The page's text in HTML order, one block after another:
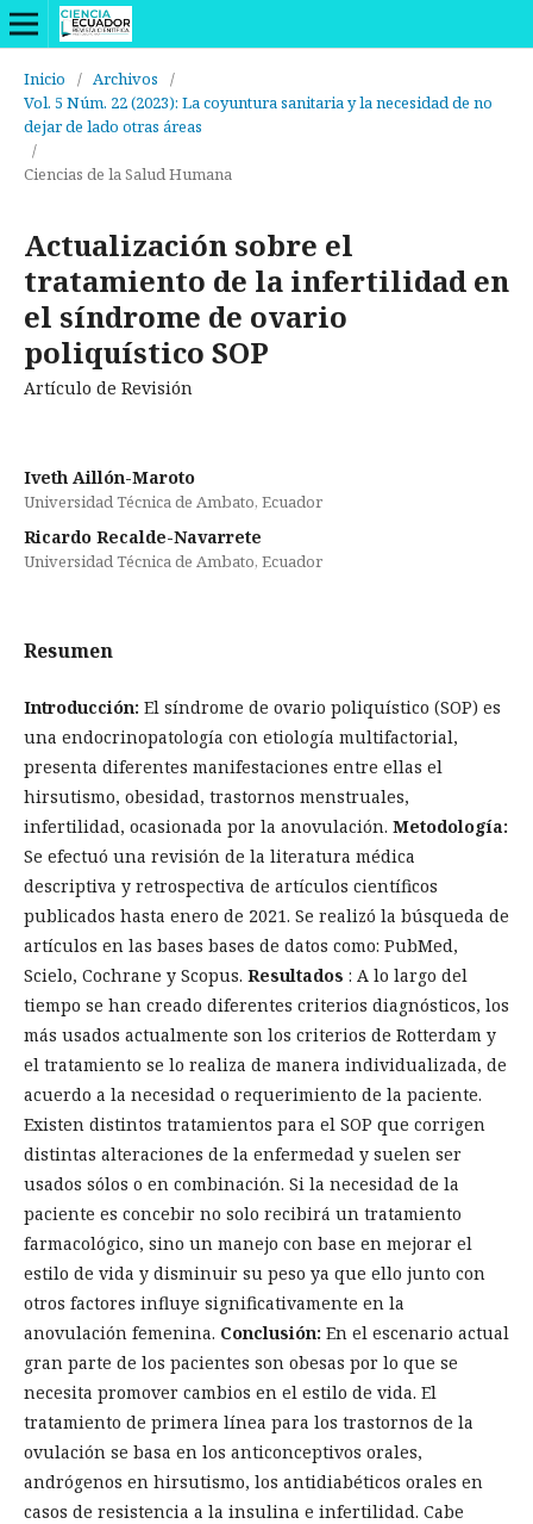
Inicio / Archivos
/
Vol. 5 Núm. 22 (2023): La coyuntura sanitaria y la necesidad de no
dejar de lado otras áreas
/
Ciencias de la Salud Humana
Actualización sobre el
tratamiento de la infertilidad en
el síndrome de ovario
poliquístico SOP
Artículo de Revisión
Iveth Aillón-Maroto
Universidad Técnica de Ambato, Ecuador
Ricardo Recalde-Navarrete
Universidad Técnica de Ambato, Ecuador
Resumen
Introducción: El síndrome de ovario poliquístico (SOP) es
una endocrinopatología con etiología multifactorial,
presenta diferentes manifestaciones entre ellas el
hirsutismo, obesidad, trastornos menstruales,
infertilidad, ocasionada por la anovulación. Metodología:
Se efectuó una revisión de la literatura médica
descriptiva y retrospectiva de artículos científicos
publicados hasta enero de 2021. Se realizó la búsqueda de
artículos en las bases bases de datos como: PubMed,
Scielo, Cochrane y Scopus. Resultados : A lo largo del
tiempo se han creado diferentes criterios diagnósticos, los
más usados actualmente son los criterios de Rotterdam y
el tratamiento se lo realiza de manera individualizada, de
acuerdo a la necesidad o requerimiento de la paciente.
Existen distintos tratamientos para el SOP que corrigen
distintas alteraciones de la enfermedad y suelen ser
usados sólos o en combinación. Si la necesidad de la
paciente es concebir no solo recibirá un tratamiento
farmacológico, sino un manejo con base en mejorar el
estilo de vida y disminuir su peso ya que ello junto con
otros factores influye significativamente en la
anovulación femenina. Conclusión: En el escenario actual
gran parte de los pacientes son obesas por lo que se
necesita promover cambios en el estilo de vida. El
tratamiento de primera línea para los trastornos de la
ovulación se basa en los anticonceptivos orales,
andrógenos en hirsutismo, los antidiabéticos orales en
casos de resistencia a la insulina e infertilidad. Cabe